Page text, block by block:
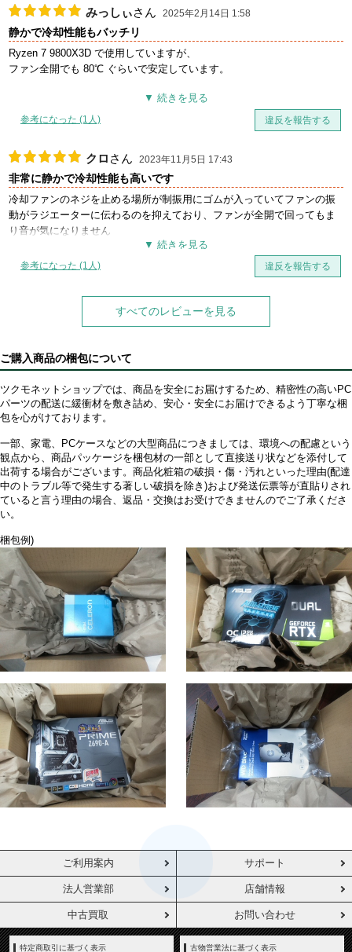
みっしぃさん 2025年2月14日 1:58
静かで冷却性能もバッチリ
Ryzen 7 9800X3D で使用していますが、
ファン全開でも 80℃ ぐらいで安定しています。
冷却や静音性に関しては、特に文句なしです。
ただ取り付けが分かりにくかったりするので、
参考になった (1人) 違反を報告する
クロ さん 2023年11月5日 17:43
非常に静かで冷却性能も高いです
冷却ファンのネジを止める場所が制振用にゴムが入っていてファンの振
動がラジエーターに伝わるのを抑えており、ファンが全開で回ってもま
り音が気になりません
core i9 13900K（定格）で使用していますが
全開で回しても最高で70～80度前後（OCCTとかの負荷を掛けた時はも
マニュアルが無い（スマホかPCでサイトに飛んで自分で見る必要あり）
INTEL用のバックプレートが樹脂（AMD系は金属）
ればなくなります）
予備ネジがない
付属グリスを使う場合、ギリか足りないくらいの量しかないので別途購
入した方がいい
参考になった (1人) 違反を報告する
すべてのレビューを見る
ご購入商品の梱包について
ツクモネットショップでは、商品を安全にお届けするため、精密性の高いPC
パーツの配送に緩衝材を敷き詰め、安心・安全にお届けできるよう丁寧な梱
包を心がけております。
一部、家電、PCケースなどの大型商品につきましては、環境への配慮という
観点から、商品パッケージを梱包材の一部として直接送り状などを添付して
出荷する場合がございます。商品化粧箱の破損・傷・汚れといった理由(配達
中のトラブル等で発生する著しい破損を除き)および発送伝票等が直貼りされ
ていると言う理由の場合、返品・交換はお受けできませんのでご了承くださ
い。
梱包例)
ご利用案内 サポート
法人営業部 店舗情報
中古買取 お問い合わせ
特定商取引に基づく表示 古物営業法に基づく表示